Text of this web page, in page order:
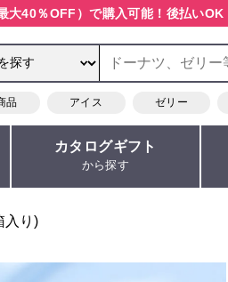
大40％OFF）で購入可能！ 後払いOK
品 アイス ゼリー
カタログギフト
から探す
入り)